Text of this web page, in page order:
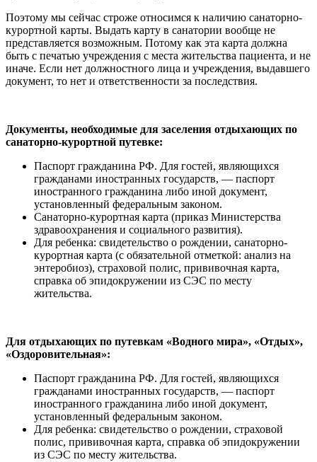
Поэтому мы сейчас строже относимся к наличию санаторно-
курортной карты. Выдать карту в санатории вообще не
представляется возможным. Потому как эта карта должна
быть с печатью учреждения с места жительства пациента, и не
иначе. Если нет должностного лица и учреждения, выдавшего
документ, то нет и ответственности за последствия.
Документы, необходимые для заселения отдыхающих по
санаторно-курортной путевке:
Паспорт гражданина РФ. Для гостей, являющихся
гражданами иностранных государств, — паспорт
иностранного гражданина либо иной документ,
установленный федеральным законом.
Санаторно-курортная карта (приказ Министерства
здравоохранения и социального развития).
Для ребенка: свидетельство о рождении, санаторно-
курортная карта (с обязательной отметкой: анализ на
энтеробиоз), страховой полис, прививочная карта,
справка об эпидокружении из СЭС по месту
жительства.
Для отдыхающих по путевкам «Водного мира», «Отдых»,
«Оздоровительная»:
Паспорт гражданина РФ. Для гостей, являющихся
гражданами иностранных государств, — паспорт
иностранного гражданина либо иной документ,
установленный федеральным законом.
Для ребенка: свидетельство о рождении, страховой
полис, прививочная карта, справка об эпидокружении
из СЭС по месту жительства.